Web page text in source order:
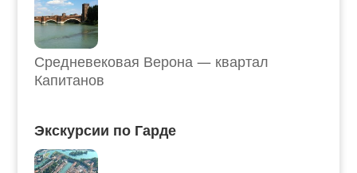
Средневековая Верона — квартал
Капитанов
Экскурсии по Гарде